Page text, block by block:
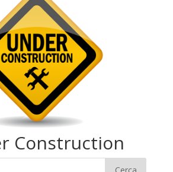
Construction